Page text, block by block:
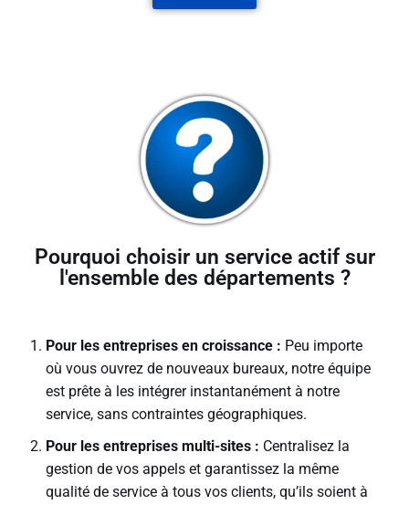
Pourquoi choisir un service actif sur
l'ensemble des départements ?
Pour les entreprises en croissance : Peu importe
où vous ouvrez de nouveaux bureaux, notre équipe
est prête à les intégrer instantanément à notre
service, sans contraintes géographiques.
Pour les entreprises multi-sites : Centralisez la
gestion de vos appels et garantissez la même
qualité de service à tous vos clients, qu’ils soient à